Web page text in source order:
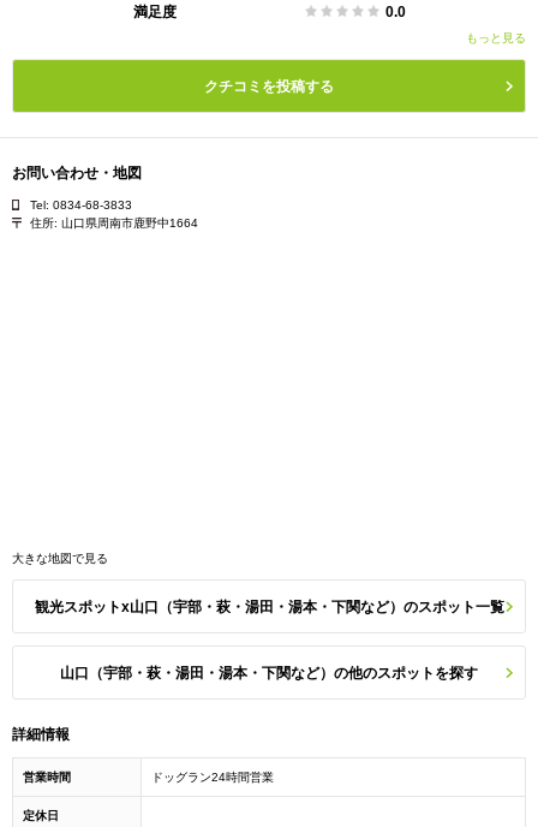
満足度
0.0
もっと見る
クチコミを投稿する
お問い合わせ・地図
Tel: 0834-68-3833
住所: 山口県周南市鹿野中1664
大きな地図で見る
観光スポットx山口（宇部・萩・湯田・湯本・下関など）のスポット一覧
山口（宇部・萩・湯田・湯本・下関など）の他のスポットを探す
詳細情報
営業時間 ドッグラン24時間営業
定休日